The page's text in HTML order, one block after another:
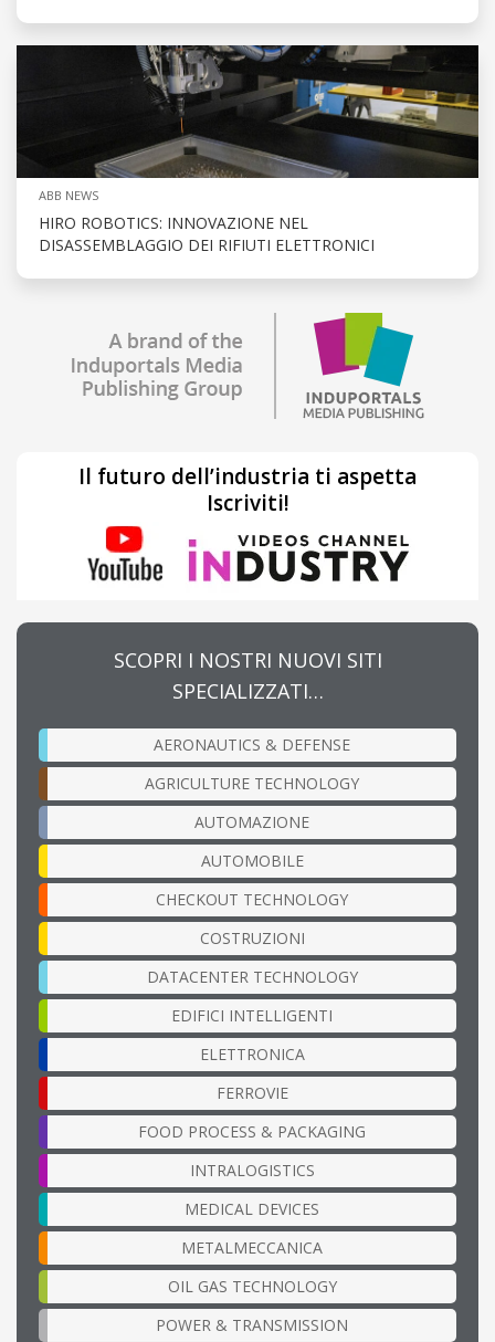
ABB NEWS
HIRO ROBOTICS: INNOVAZIONE NEL
DISASSEMBLAGGIO DEI RIFIUTI ELETTRONICI
Il futuro dell’industria ti aspetta
Iscriviti!
SCOPRI I NOSTRI NUOVI SITI
SPECIALIZZATI…
AERONAUTICS & DEFENSE
AGRICULTURE TECHNOLOGY
AUTOMAZIONE
AUTOMOBILE
CHECKOUT TECHNOLOGY
COSTRUZIONI
DATACENTER TECHNOLOGY
EDIFICI INTELLIGENTI
ELETTRONICA
FERROVIE
FOOD PROCESS & PACKAGING
INTRALOGISTICS
MEDICAL DEVICES
METALMECCANICA
OIL GAS TECHNOLOGY
POWER & TRANSMISSION